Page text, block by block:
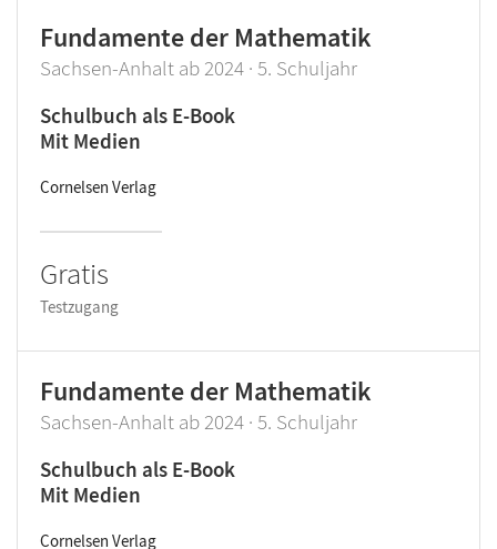
Fundamente der Mathematik
Sachsen-Anhalt ab 2024 · 5. Schuljahr
Schulbuch als E-Book
Mit Medien
Cornelsen Verlag
Gratis
Testzugang
Fundamente der Mathematik
Sachsen-Anhalt ab 2024 · 5. Schuljahr
Schulbuch als E-Book
Mit Medien
Cornelsen Verlag